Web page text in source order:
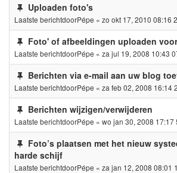
Uploaden foto's
Laatste berichtdoorPépe « zo okt 17, 2010 08:16
Foto' of afbeeldingen uploaden
Laatste berichtdoorPépe « za jul 19, 2008 10:43
Berichten via e-mail aan uw blog
Laatste berichtdoorPépe « za feb 02, 2008 16:14
Berichten wijzigen/verwijderen
Laatste berichtdoorPépe « wo jan 30, 2008 17:17
Foto’s plaatsen met het nieuw
harde schijf
Laatste berichtdoorPépe « za jan 12, 2008 08:01